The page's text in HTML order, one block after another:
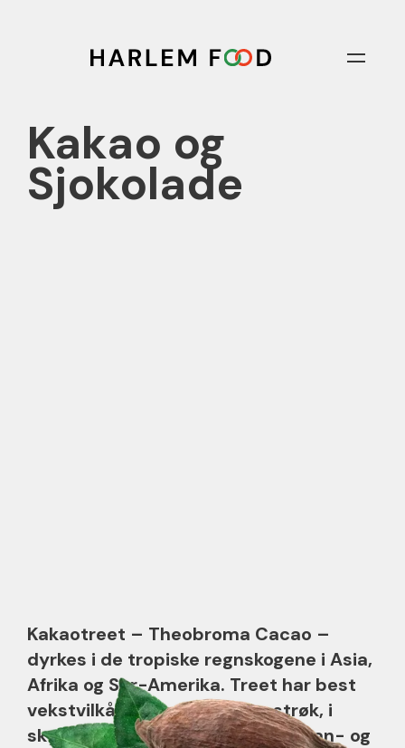
Kakao og
Sjokolade
Kakaotreet – Theobroma Cacao –
dyrkes i de tropiske regnskogene i Asia,
Afrika og Sør-Amerika. Treet har best
vekstvilkår i varme tropiske strøk, i
skyggen av større trær, som banan- og